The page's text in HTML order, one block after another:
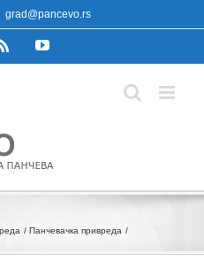
grad@pancevo.rs
Rss YouTube
Панчевачка привреда